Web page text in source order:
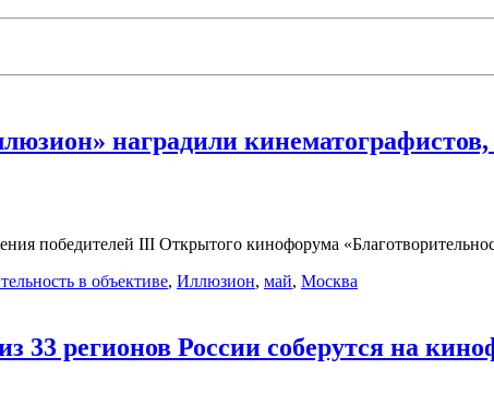
наградили
победителей III Открытого кинофорума
в объективе, Иллюзион, май, Москва
регионов России соберутся на